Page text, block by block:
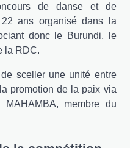
de danse et de
ans organisé dans la
donc le Burundi, le
la RDC.
sceller une unité entre
promotion de la paix via
membre du